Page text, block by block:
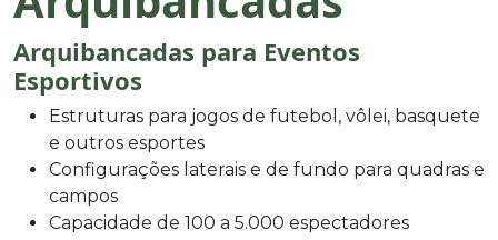
Arquibancadas para Eventos
Esportivos
Estruturas para jogos de futebol, vôlei, basquete
e outros esportes
Configurações laterais e de fundo para quadras e
campos
Capacidade de 100 a 5.000 espectadores